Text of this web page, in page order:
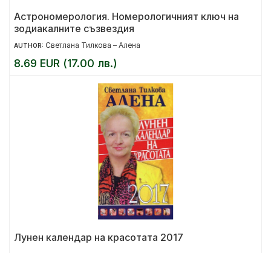
Астрономерология. Номерологичният ключ на
зодиакалните съзвездия
AUTHOR: Светлана Тилкова – Алена
8.69 EUR (17.00 лв.)
Лунен календар на красотата 2017